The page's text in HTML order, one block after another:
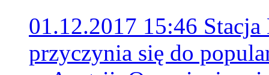
01.12.2017 15:46
przyczynia się do